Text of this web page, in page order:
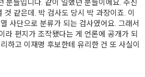
분들입니다. 같이 일했던 분들이에요. 주진
같은데. 박 검사도 당시 박 과장이죠. 이
사단으로 분류가 되는 검사였어요. 그래서
라 편지가 조작됐다는 게 언론에 공개가 되
하고 이재명 후보한테 유리한 건 또 사실이